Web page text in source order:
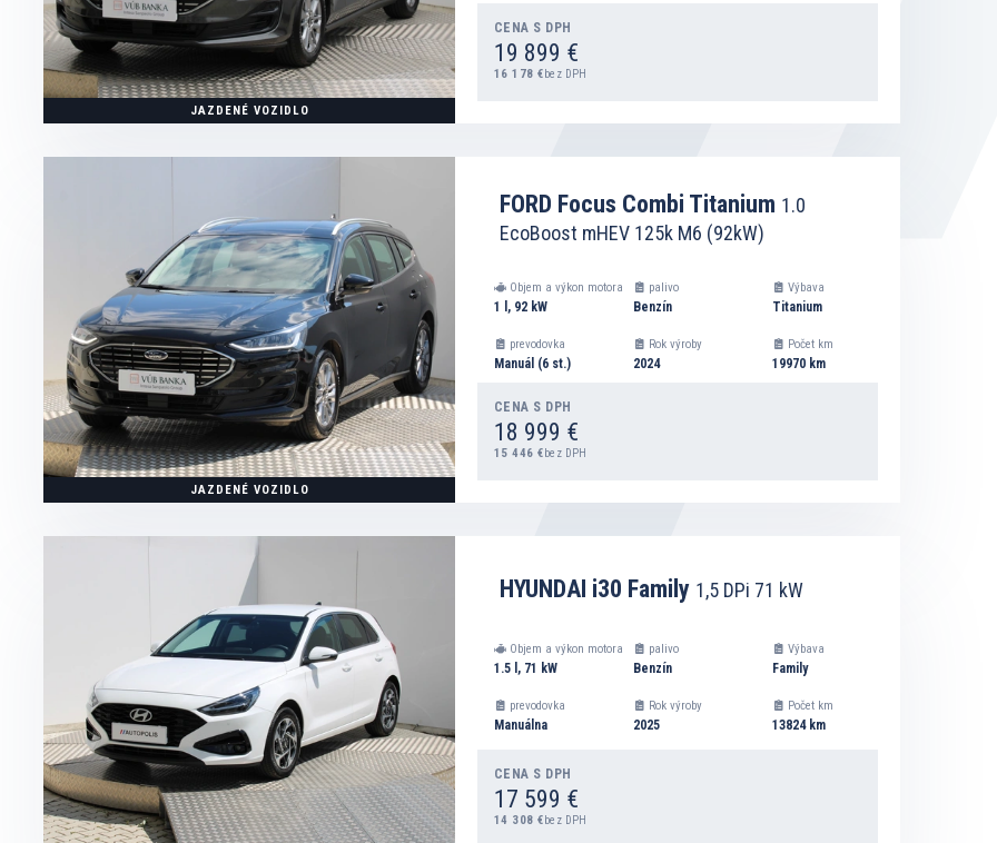
Chcete si nechať nezáväzne naceniť Vaše staré auto? Vyplňte formulár nižšie.
JAZDENÉ VOZIDLO
CENA S DPH
19 899 €
16 178 € bez DPH
DETAIL
PRIDAŤ DO ZOZNAMU NA VÝPOČET SPLÁTOK
JAZDENÉ VOZIDLO
FORD Focus Combi Titanium 1.0
EcoBoost mHEV 125k M6 (92kW)
Objem a výkon motora
1 l, 92 kW
palivo
Benzín
Výbava
Titanium
prevodovka
Manuál (6 st.)
Rok výroby
2024
Počet km
19970 km
CENA S DPH
18 999 €
15 446 € bez DPH
DETAIL
HYUNDAI i30 Family 1,5 DPi 71 kW
Objem a výkon motora
1.5 l, 71 kW
palivo
Benzín
Výbava
Family
prevodovka
Manuálna
Rok výroby
2025
Počet km
13824 km
CENA S DPH
17 599 €
14 308 € bez DPH